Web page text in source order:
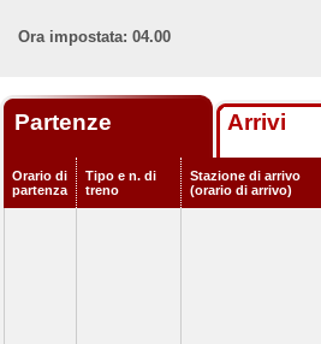
Ora impostata: 04.00
Partenze Arrivi
Orario di
partenza
Tipo e n. di
treno
Stazione di arrivo
(orario di arrivo)